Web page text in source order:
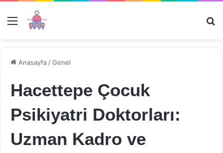
Menü
Anasayfa /Genel
Hacettepe Çocuk
Psikiyatri Doktorları:
Uzman Kadro ve